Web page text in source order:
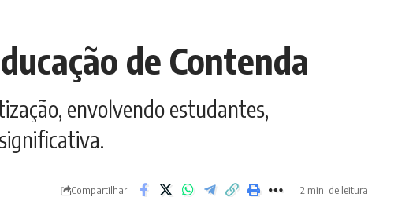
de Contenda
envolvendo estudantes,
Compartilhar 2 min. de leitura